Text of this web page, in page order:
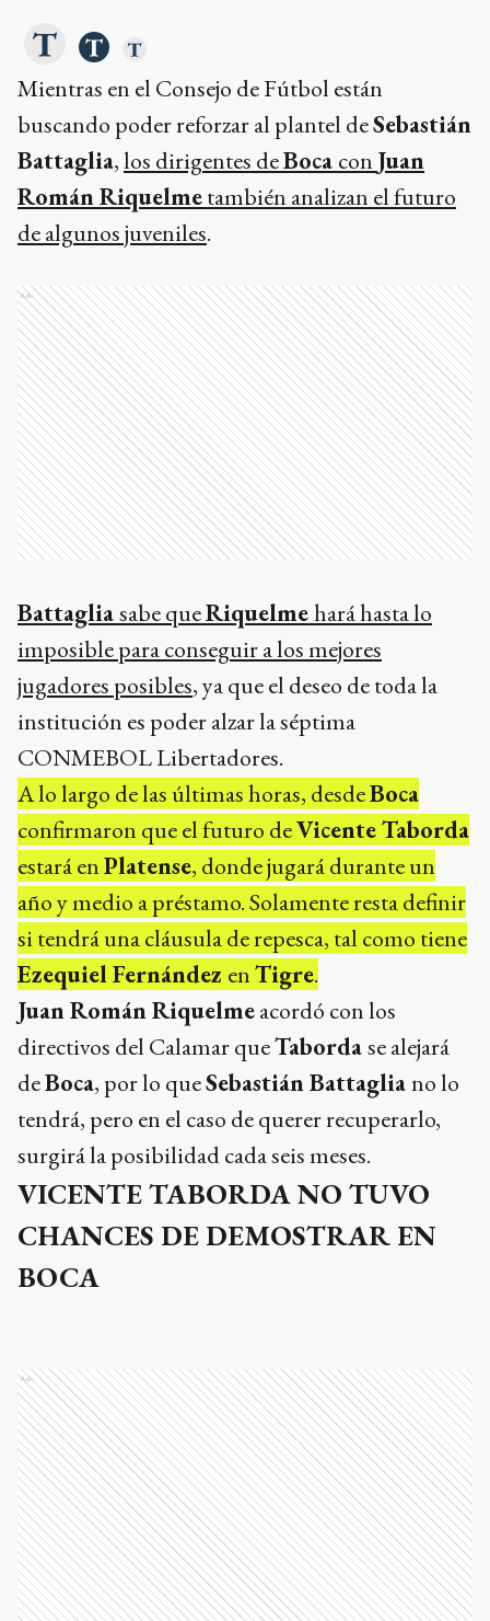
Mientras en el Consejo de Fútbol están
buscando poder reforzar al plantel deSebastián
Battaglia,los dirigentes deBoca con Juan
Román Riquelmetambién analizan el futuro
de algunos juveniles.
Ads
Battagliasabe queRiquelmehará hasta lo
imposible para conseguir a los mejores
jugadores posibles, ya que el deseo de toda la
institución es poder alzar la séptima
CONMEBOL Libertadores.
A lo largo de las últimas horas, desdeBoca
confirmaron que el futuro deVicente Taborda
estará enPlatense, donde jugará durante un
año y medio a préstamo. Solamente resta definir
si tendrá una cláusula de repesca, tal como tiene
Ezequiel Fernández enTigre.
Juan Román Riquelmeacordó con los
directivos del Calamar queTabordase alejará
deBoca, por lo queSebastián Battagliano lo
tendrá, pero en el caso de querer recuperarlo,
surgirá la posibilidad cada seis meses.
VICENTE TABORDA NO TUVO
CHANCES DE DEMOSTRAR EN
BOCA
Ads